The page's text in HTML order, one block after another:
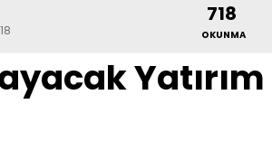
718
OKUNMA
Yatırım